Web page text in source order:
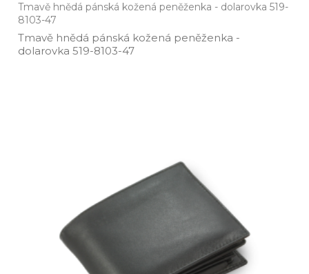
Tmavě hnědá pánská kožená peněženka - dolarovka 519-
8103-47
Tmavě hnědá pánská kožená peněženka ­-
dolarovka 519­-8103­-47